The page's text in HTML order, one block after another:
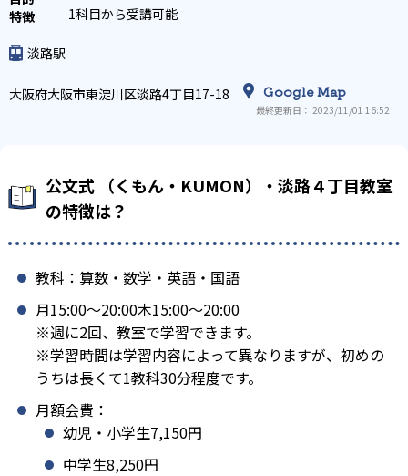
1科目から受講可能
淡路駅
大阪府大阪市東淀川区淡路4丁目17-18 Google Map
最終更新日： 2023/11/01 16:52
公文式 （くもん・KUMON）・淡路４丁目教室
の特徴は？
教科：算数・数学・英語・国語
月15:00〜20:00木15:00〜20:00
※週に2回、教室で学習できます。
※学習時間は学習内容によって異なりますが、初めの
うちは長くて1教科30分程度です。
月額会費：
幼児・小学生7,150円
中学生8,250円